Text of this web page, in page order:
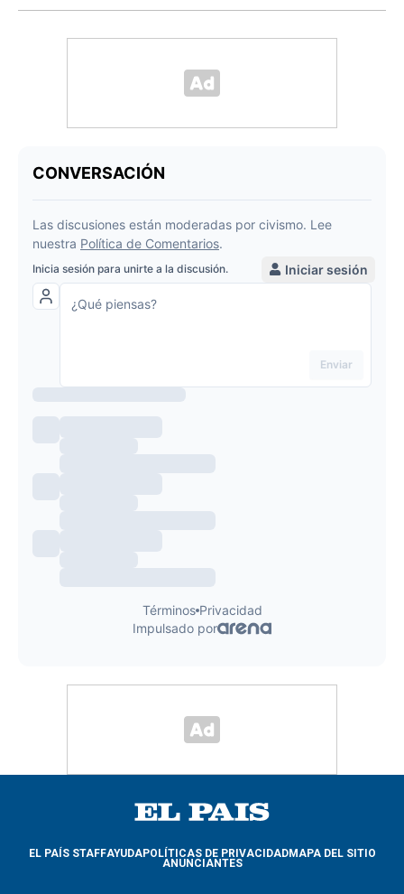
EL PAÍS STAFFAYUDAPOLÍTICAS DE PRIVACIDADMAPA DEL SITIO
ANUNCIANTES